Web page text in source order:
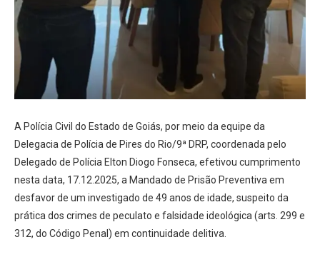
A Polícia Civil do Estado de Goiás, por meio da equipe da
Delegacia de Polícia de Pires do Rio/9ª DRP, coordenada pelo
Delegado de Polícia Elton Diogo Fonseca, efetivou cumprimento
nesta data, 17.12.2025, a Mandado de Prisão Preventiva em
desfavor de um investigado de 49 anos de idade, suspeito da
prática dos crimes de peculato e falsidade ideológica (arts. 299 e
312, do Código Penal) em continuidade delitiva.